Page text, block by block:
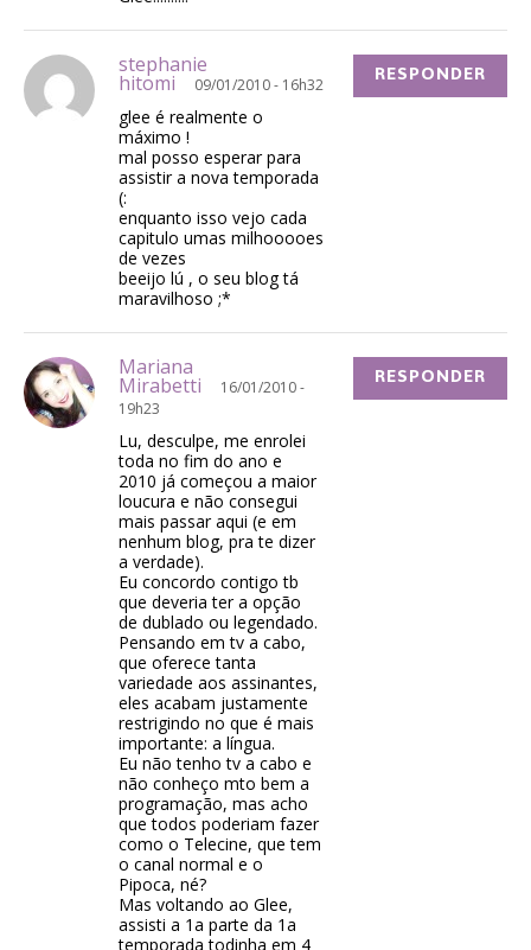
stephanie
hitomi 09/01/2010 - 16h32
glee é realmente o
máximo !
mal posso esperar para
assistir a nova temporada
(:
enquanto isso vejo cada
capitulo umas milhooooes
de vezes
beeijo lú , o seu blog tá
maravilhoso ;*
RESPONDER
Mariana
Mirabetti
16/01/2010 -
19h23
Lu, desculpe, me enrolei
toda no fim do ano e
2010 já começou a maior
loucura e não consegui
mais passar aqui (e em
nenhum blog, pra te dizer
a verdade).
Eu concordo contigo tb
que deveria ter a opção
de dublado ou legendado.
Pensando em tv a cabo,
que oferece tanta
variedade aos assinantes,
eles acabam justamente
restrigindo no que é mais
importante: a língua.
Eu não tenho tv a cabo e
não conheço mto bem a
programação, mas acho
que todos poderiam fazer
como o Telecine, que tem
o canal normal e o
Pipoca, né?
Mas voltando ao Glee,
assisti a 1a parte da 1a
temporada todinha em 4
RESPONDER